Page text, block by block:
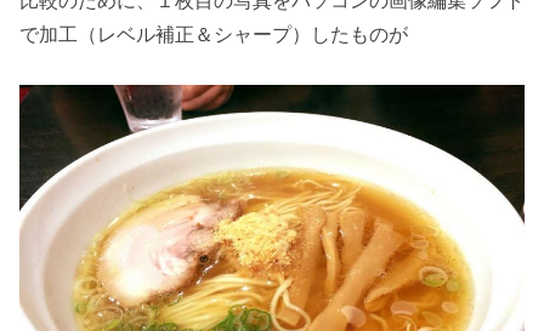
で加工（レベル補正＆シャープ）したものが